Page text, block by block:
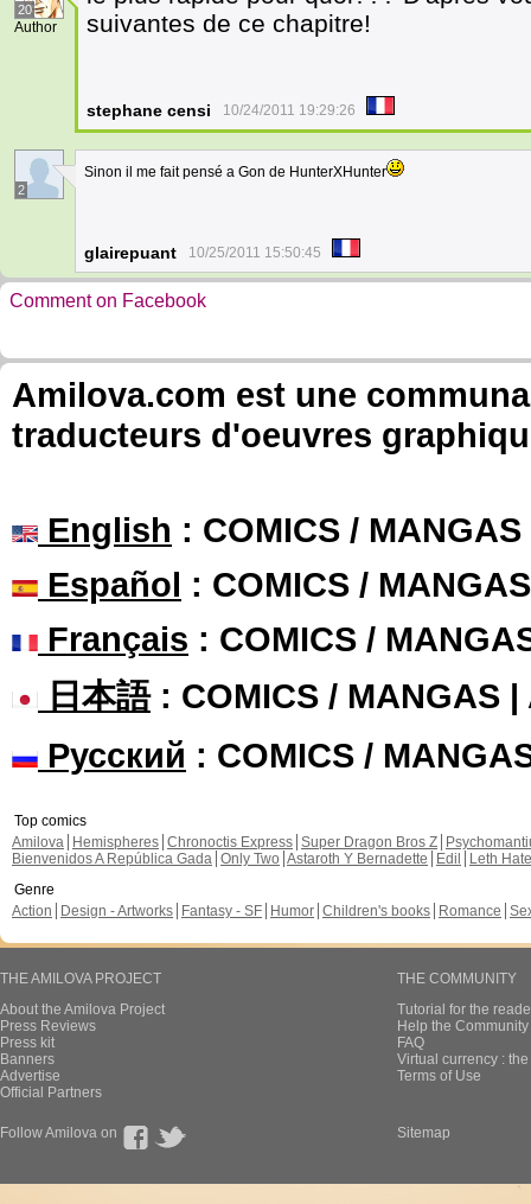
20
Author
suivantes de ce chapitre!
stephane censi 10/24/2011 19:29:26
2
Sinon il me fait pensé a Gon de HunterXHunter
glairepuant 10/25/2011 15:50:45
Comment on Facebook
Amilova.com est une
traducteurs d'oeuvres
English : COMICS /
Español : COMICS /
Français : COMICS /
日本語: COMICS / MANGAS |
Русский : COMICS /
Top comics
Amilova
Hemispheres Chronoctis Express Super Dragon Bros Z
Bienvenidos A República Gada Only Two Astaroth Y Bernadette Edil
Leth Hate
Genre
Action
Design - Artworks Fantasy - SF Humor Children's books Romance
THE AMILOVA PROJECT
About the Amilova Project
Press Reviews
Press kit
Banners
Advertise
Official Partners
THE COMMUNITY
Tutorial for the
Help the
FAQ
Virtual currency :
Terms of Use
Follow Amilova on Sitemap